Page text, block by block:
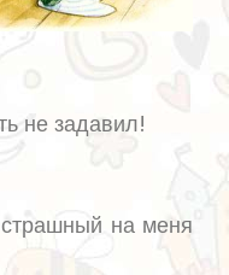
не задавил!
на меня